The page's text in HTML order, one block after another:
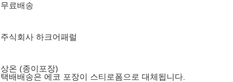
무료배송
주식회사 하크어패럴
상온 (종이포장)
택배배송은 에코 포장이 스티로폼으로 대체됩니다.